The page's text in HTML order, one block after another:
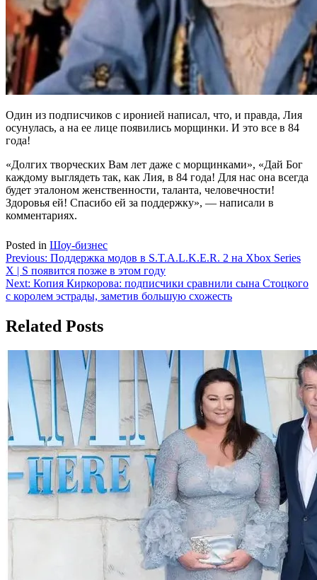
Один из подписчиков с иронией написал, что, и правда, Лия
осунулась, а на ее лице появились морщинки. И это все в 84
года!
«Долгих творческих Вам лет даже с морщинками», «Дай Бог
каждому выглядеть так, как Лия, в 84 года! Для нас она всегда
будет эталоном женственности, таланта, человечности!
Здоровья ей! Спасибо ей за поддержку», — написали в
комментариях.
Posted in Шоу-бизнес
Навигация
по
записям
Previous: Поддержка модов в S.T.A.L.K.E.R. 2 на Xbox Series
X | S появится позже в этом году
Next: Копия Киркорова: подписчики сравнили сына Стоцкого
с королем эстрады, заметив большую схожесть
Related Posts